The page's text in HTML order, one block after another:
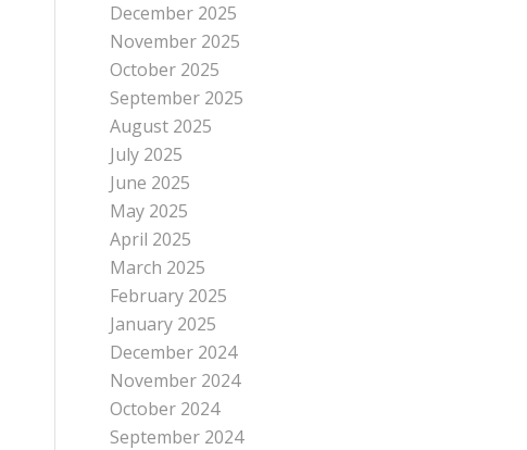
December 2025
November 2025
October 2025
September 2025
August 2025
July 2025
June 2025
May 2025
April 2025
March 2025
February 2025
January 2025
December 2024
November 2024
October 2024
September 2024